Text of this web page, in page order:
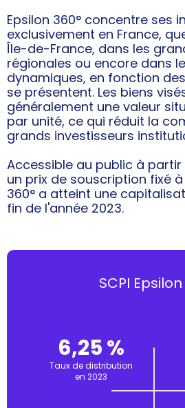
Epsilon 360° concentre ses
exclusivement en France,
Île-de-France, dans les
régionales ou encore dans
dynamiques, en fonction
se présentent. Les biens
généralement une valeur
par unité, ce qui réduit la
grands investisseurs
Accessible au public à partir
un prix de souscription fixé
360° a atteint une
fin de l'année 2023.
SCPI
6,25 %
Taux de distribution
en 2023